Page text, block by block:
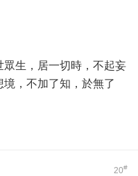
眾生，居一切時，不起妄
，不加了知，於無了
20#